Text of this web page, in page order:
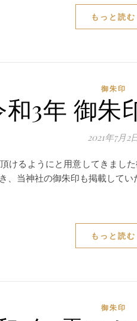
もっと読む
御朱印
和3年 御朱
2021年7月2
けるようにと用意してきまし
、当神社の御朱印も掲載して
もっと読む
御朱印